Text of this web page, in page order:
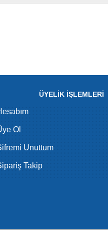
ÜYELİK İŞLEMLERİ
Ol
Unuttum
Takip